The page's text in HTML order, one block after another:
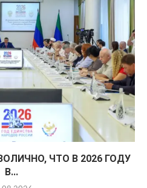
ЧТО В 2026 ГОДУ
В...